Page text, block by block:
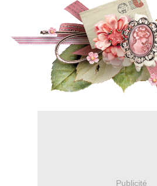
Publicité